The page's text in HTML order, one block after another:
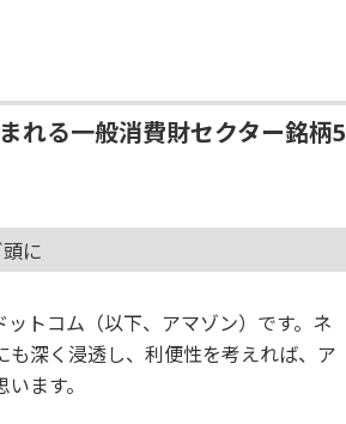
れる一般消費財セクター銘柄5
に
トコム（以下、アマゾン）です。ネ
深く浸透し、利便性を考えれば、ア
ます。